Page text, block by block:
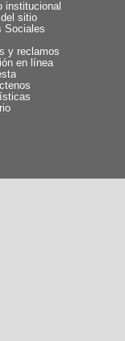
institucional
sitio
Sociales
y reclamos
en línea